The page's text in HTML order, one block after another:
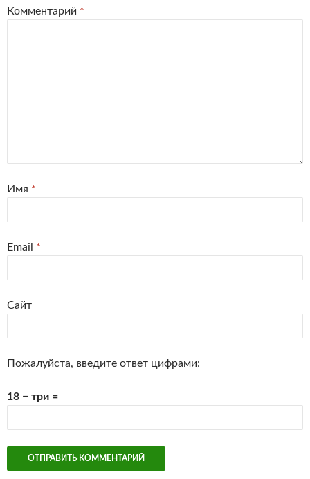
Комментарий *
Имя *
Email *
Сайт
Пожалуйста, введите ответ цифрами:
18 − три =